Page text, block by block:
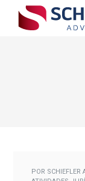
POR SCHIEFLER